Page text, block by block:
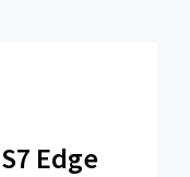
Edge